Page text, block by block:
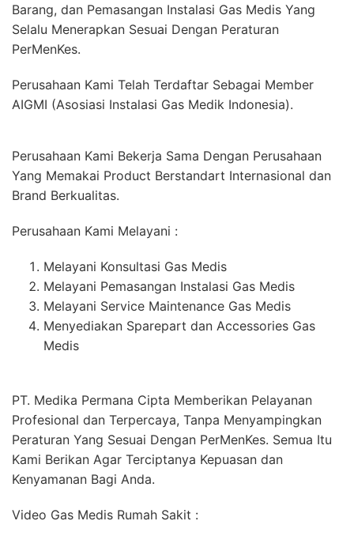
Barang, dan Pemasangan Instalasi Gas Medis Yang
Selalu Menerapkan Sesuai Dengan Peraturan
PerMenKes.
Perusahaan Kami Telah Terdaftar Sebagai Member
AIGMI (Asosiasi Instalasi Gas Medik Indonesia).
Perusahaan Kami Bekerja Sama Dengan Perusahaan
Yang Memakai Product Berstandart Internasional dan
Brand Berkualitas.
Perusahaan Kami Melayani :
Melayani Konsultasi Gas Medis
Melayani Pemasangan Instalasi Gas Medis
Melayani Service Maintenance Gas Medis
Menyediakan Sparepart dan Accessories Gas
Medis
PT. Medika Permana Cipta Memberikan Pelayanan
Profesional dan Terpercaya, Tanpa Menyampingkan
Peraturan Yang Sesuai Dengan PerMenKes. Semua Itu
Kami Berikan Agar Terciptanya Kepuasan dan
Kenyamanan Bagi Anda.
Video Gas Medis Rumah Sakit :